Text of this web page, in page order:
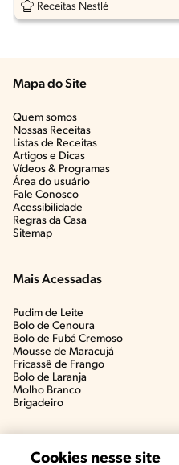
Receitas Nestlé
Mapa do Site
Quem somos
Nossas Receitas
Listas de Receitas​
Artigos e Dicas​
Vídeos & Programas​
Área do usuário
Fale Conosco
Acessibilidade
Regras da Casa
Sitemap
Mais Acessadas
Pudim de Leite
Bolo de Cenoura
Bolo de Fubá Cremoso
Mousse de Maracujá
Fricassê de Frango
Bolo de Laranja
Molho Branco
Brigadeiro
Cookies nesse site